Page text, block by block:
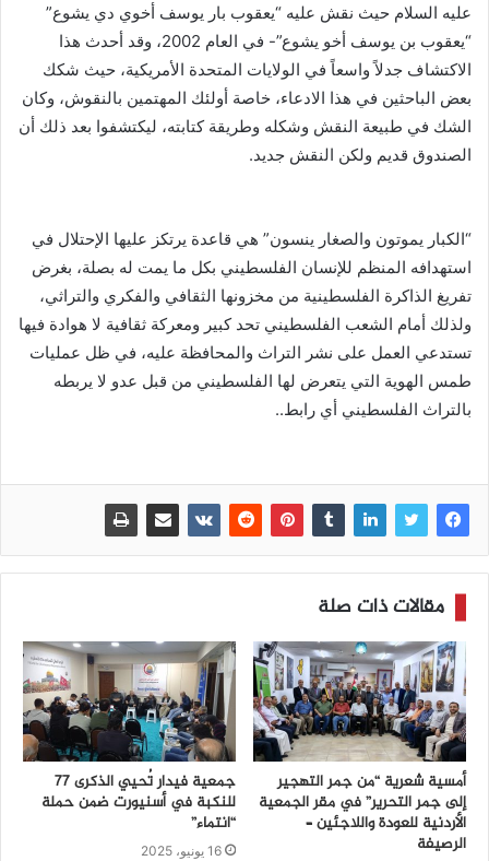
عليه السلام حيث نقش عليه “يعقوب بار يوسف أخوي دي يشوع”
“يعقوب بن يوسف أخو يشوع”- في العام 2002، وقد أحدث هذا
الاكتشاف جدلاً واسعاً في الولايات المتحدة الأمريكية، حيث شكك
بعض الباحثين في هذا الادعاء، خاصة أولئك المهتمين بالنقوش، وكان
الشك في طبيعة النقش وشكله وطريقة كتابته، ليكتشفوا بعد ذلك أن
الصندوق قديم ولكن النقش جديد.
“الكبار يموتون والصغار ينسون” هي قاعدة يرتكز عليها الإحتلال في
استهدافه المنظم للإنسان الفلسطيني بكل ما يمت له بصلة، بغرض
تفريغ الذاكرة الفلسطينية من مخزونها الثقافي والفكري والتراثي،
ولذلك أمام الشعب الفلسطيني تحد كبير ومعركة ثقافية لا هوادة فيها
تستدعي العمل على نشر التراث والمحافظة عليه، في ظل عمليات
طمس الهوية التي يتعرض لها الفلسطيني من قبل عدو لا يربطه
بالتراث الفلسطيني أي رابط..
مقالات ذات صلة
أمسية شعرية “من جمر التهجير
إلى جمر التحرير” في مقر الجمعية
الأردنية للعودة واللاجئين –
الرصيفة
جمعية فيدار تُحيي الذكرى 77
للنكبة في أسنيورت ضمن حملة
“انتماء”
16 يونيو، 2025